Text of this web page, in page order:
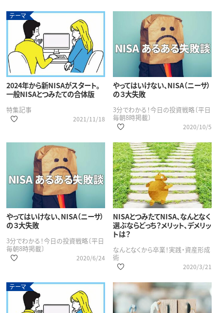
テーマ
2024年から新NISAがスタート。
一般NISAとつみたての合体版
特集記事
2021/11/18
やってはいけない、NISA（ニーサ）
の３大失敗
3分でわかる！今日の投資戦略〔平日
毎朝8時掲載〕
2020/10/5
やってはいけない、NISA（ニーサ）
の３大失敗
3分でわかる！今日の投資戦略〔平日
毎朝8時掲載〕
2020/6/24
NISAとつみたてNISA、なんとなく
選ぶならどっち？メリット、デメリッ
トは？
なんとなくから卒業！実践・資産形成
術
2020/3/21
テーマ